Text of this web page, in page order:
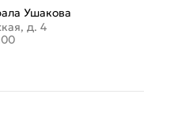
Ушакова
д. 4